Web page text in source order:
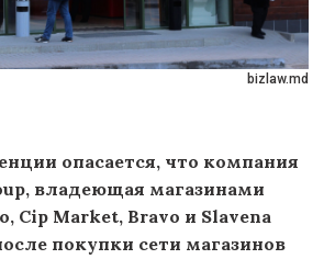
bizlaw.md
опасается, что компания
владеющая магазинами
Cip Market, Bravo и Slavena
покупки сети магазинов